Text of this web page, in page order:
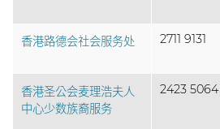
香港路德会社会服务处 2711 9131
香港圣公会麦理浩夫人
中心少数族裔服务
2423 5064